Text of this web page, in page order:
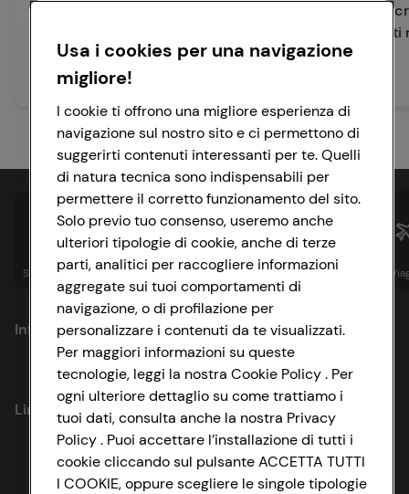
Bavarese al kefir light con
25 min Media
Crema di ricotta
con coulis ai frutti
Spesa online Assicurazioni Sapori& Istituzionale
Informazioni
Privacy Policy
Cookie Policy
Impostazioni Cookie
Link utili
Lavora con noi
Usa i cookies per una navigazione
migliore!
I cookie ti offrono una migliore esperienza di
navigazione sul nostro sito e ci permettono di
suggerirti contenuti interessanti per te. Quelli
di natura tecnica sono indispensabili per
permettere il corretto funzionamento del sito.
Solo previo tuo consenso, useremo anche
ulteriori tipologie di cookie, anche di terze
parti, analitici per raccogliere informazioni
aggregate sui tuoi comportamenti di
navigazione, o di profilazione per
personalizzare i contenuti da te visualizzati.
Per maggiori informazioni su queste
tecnologie, leggi la nostra Cookie Policy . Per
ogni ulteriore dettaglio su come trattiamo i
tuoi dati, consulta anche la nostra Privacy
Policy . Puoi accettare l’installazione di tutti i
cookie cliccando sul pulsante ACCETTA TUTTI
I COOKIE, oppure scegliere le singole tipologie